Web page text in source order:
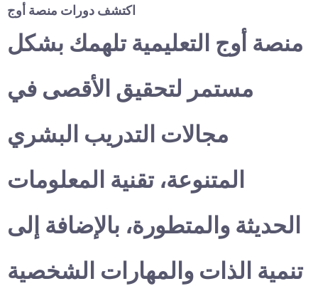
اكتشف دورات منصة أوج
منصة أوج التعليمية تلهمك بشكل
مستمر لتحقيق الأقصى في
مجالات التدريب البشري
المتنوعة، تقنية المعلومات
الحديثة والمتطورة، بالإضافة إلى
تنمية الذات والمهارات الشخصية